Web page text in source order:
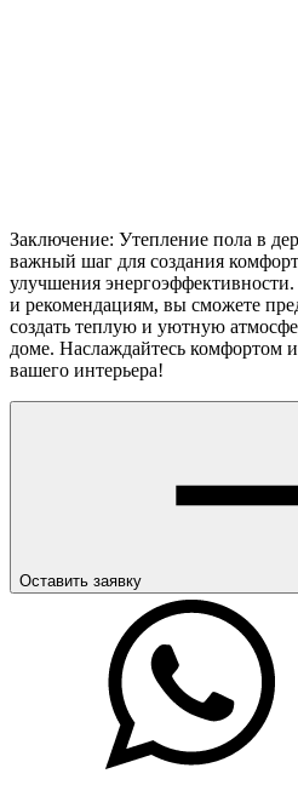
Заключение: Утепление пола в
важный шаг для создания
улучшения
и рекомендациям, вы сможете
создать теплую и уютную
доме. Наслаждайтесь комфортом
вашего интерьера!
Оставить заявку